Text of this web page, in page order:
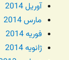
آوریل 2014
مارس 2014
فوریه 2014
ژانویه 2014